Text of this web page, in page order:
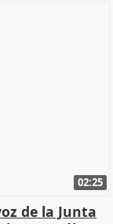
02:25
de la Junta